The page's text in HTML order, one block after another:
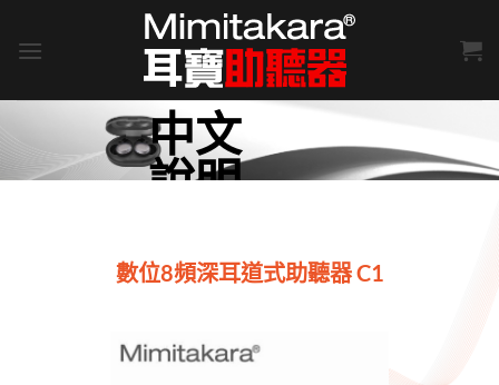
中文
說明
數位8頻深耳道式助聽器 C1